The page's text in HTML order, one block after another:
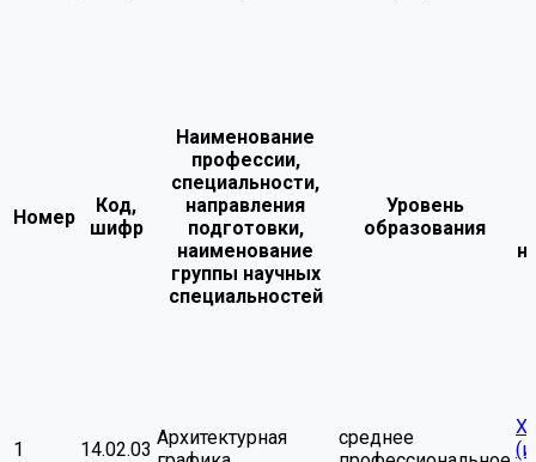
Номер
Код,
шифр
Наименование
профессии,
специальности,
направления
подготовки,
наименование
группы научных
специальностей
Уровень
образования
1 14.02.03
Архитектурная
среднее